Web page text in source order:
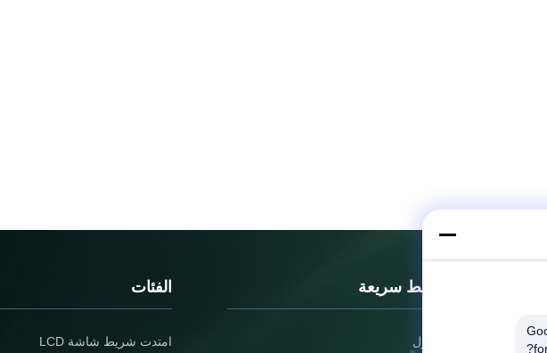
روابط سريعة
المنزل
الفئات
امتدت شريط شاشة LCD